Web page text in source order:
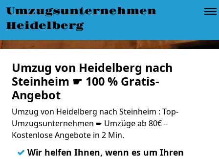
Umzugsunternehmen
Heidelberg
Umzug von Heidelberg nach
Steinheim ☛ 100 % Gratis-
Angebot
Umzug von Heidelberg nach Steinheim : Top-
Umzugsunternehmen ➨ Umzüge ab 80€ –
Kostenlose Angebote in 2 Min.
✓ Wir helfen Ihnen, wenn es um Ihren